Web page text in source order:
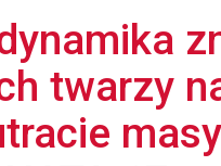
twarzy